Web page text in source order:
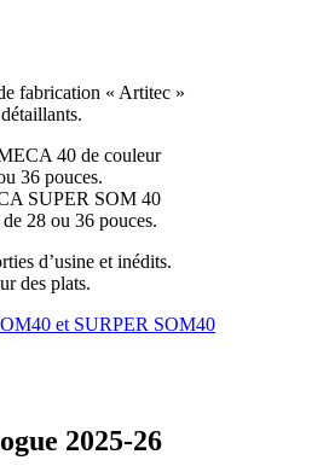
fabrication « Artitec »
40 de couleur
36 pouces.
SUPER SOM 40
28 ou 36 pouces.
d’usine et inédits.
des plats.
2025-26